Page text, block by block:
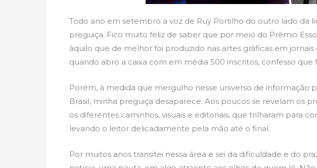
Todo ano em setembro a voz de Ruy Portilho do outro lado da
preguiça. Fico muito feliz de saber que por meio do Prêmio
àquilo que de melhor foi produzido nas artes gráficas em jornais
quando abro a caixa com em média 500 inscritos, confesso
Porém, à medida que mergulho nesse universo de informação
Brasil, minha preguiça desaparece. Aos poucos se revelam os
os diferentes caminhos, visuais e editoriais, que trilharam para
levando o leitor delicadamente pela mão até o final.
Por muitos anos transitei nessa área e sei da dificuldade e do